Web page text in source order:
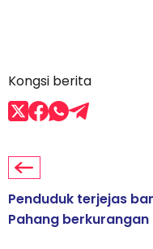
Kongsi berita
Penduduk terjejas
Pahang berkurangan